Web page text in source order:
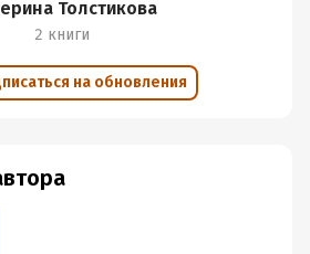
Толстикова
2 книги
на обновления